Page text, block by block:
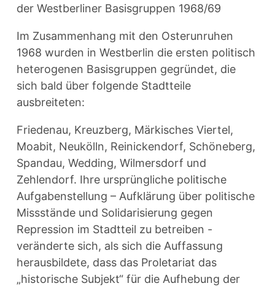
der Westberliner Basisgruppen 1968/69
Im Zusammenhang mit den Osterunruhen
1968 wurden in Westberlin die ersten politisch
heterogenen Basisgruppen gegründet, die
sich bald über folgende Stadtteile
ausbreiteten:
Friedenau, Kreuzberg, Märkisches Viertel,
Moabit, Neukölln, Reinickendorf, Schöneberg,
Spandau, Wedding, Wilmersdorf und
Zehlendorf. Ihre ursprüngliche politische
Aufgabenstellung – Aufklärung über politische
Missstände und Solidarisierung gegen
Repression im Stadtteil zu betreiben -
veränderte sich, als sich die Auffassung
herausbildete, dass das Proletariat das
„historische Subjekt“ für die Aufhebung der